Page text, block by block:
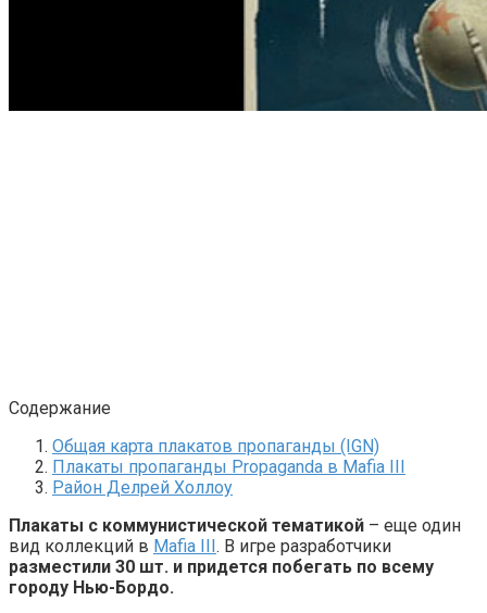
Содержание
Общая карта плакатов пропаганды (IGN)
Плакаты пропаганды Propaganda в Mafia III
Район Делрей Холлоу
Плакаты с коммунистической тематикой – еще один
вид коллекций в Mafia III. В игре разработчики
разместили 30 шт. и придется побегать по всему
городу Нью-Бордо.